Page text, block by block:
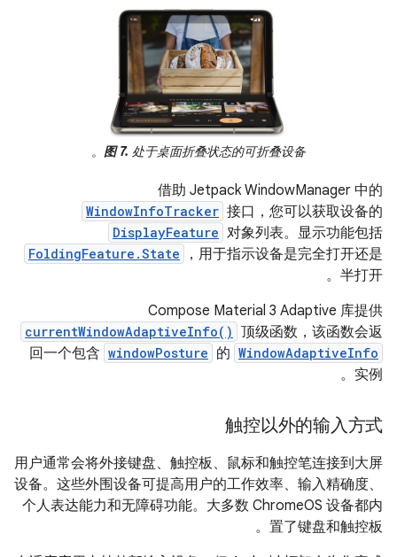
图 7. 处于桌面折叠状态的可折叠设备。
借助 Jetpack WindowManager 中的
WindowInfoTracker 接口，您可以获取设备的
DisplayFeature 对象列表。显示功能包括
FoldingFeature.State
，用于指示设备是完全打开还是
半打开。
Compose Material 3 Adaptive 库提供
currentWindowAdaptiveInfo() 顶级函数，该函数会返
回一个包含 windowPosture 的 WindowAdaptiveInfo
实例。
触控以外的输入方式
用户通常会将外接键盘、触控板、鼠标和触控笔连接到大屏
设备。这些外围设备可提高用户的工作效率、输入精确度、
个人表达能力和无障碍功能。大多数 ChromeOS 设备都内
置了键盘和触控板。